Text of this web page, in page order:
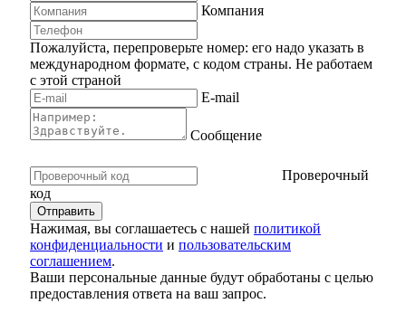
Компания
Пожалуйста, перепроверьте номер: его надо указать в
международном формате, с кодом страны. Не работаем
с этой страной
E-mail
Сообщение
Проверочный
код
Нажимая, вы соглашаетесь с нашей политикой
конфиденциальности и пользовательским
соглашением.
Ваши персональные данные будут обработаны с целью
предоставления ответа на ваш запрос.